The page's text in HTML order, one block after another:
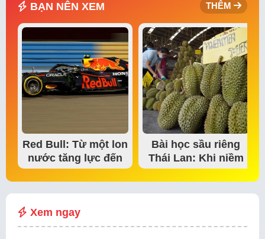
BẠN NÊN XEM THÊM
Red Bull: Từ một lon
nước tăng lực đến
đế chế thể…
Bài học sầu riêng
Thái Lan: Khi niềm
tin thị trường bắt…
Xem ngay